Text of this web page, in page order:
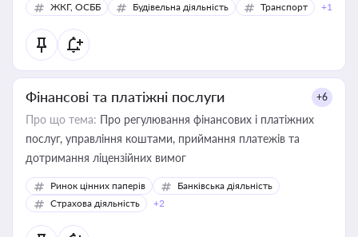
ЖКГ, ОСББ Будівельна діяльність Транспорт +1
Фінансові та платіжні послуги +6
Про що тема: Про регулювання фінансових і платіжних
послуг, управління коштами, приймання платежів та
дотримання ліцензійних вимог
Ринок цінних паперів
Банківська діяльність
Страхова діяльність
+2